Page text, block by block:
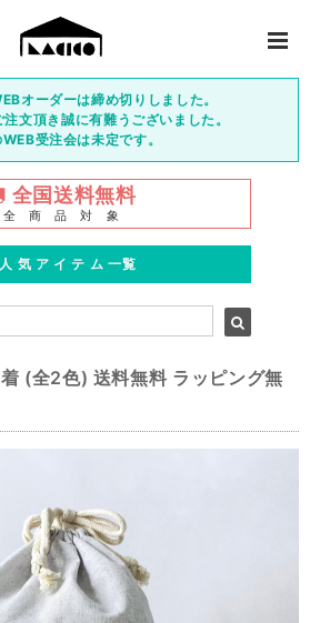
オーダーは締め切りしました。
文頂き誠に有難うございました。
受注会は未定です。
全国送料無料
全 商 品 対 象
気 ア イ テ ム 一覧
(全2色) 送料無料 ラッピング無